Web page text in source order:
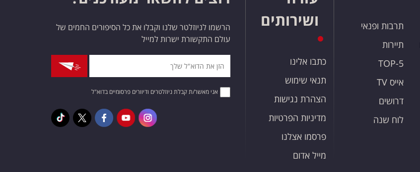
תרבות ופנאי
תיירות
TOP-5
אייס TV
דרושים
לוח שנה
ושירותים
כתבו אלינו
תנאי שימוש
הצהרת נגישות
מדיניות הפרטיות
פרסמו אצלנו
מייל אדום
הרשמו לניוזלטר שלנו וקבלו את כל הסיפורים החמים של
עולם התקשורת ישרות למייל
אני מאשר/ת קבלת ניוזלטרים ודיוורים פרסומיים בדוא"ל